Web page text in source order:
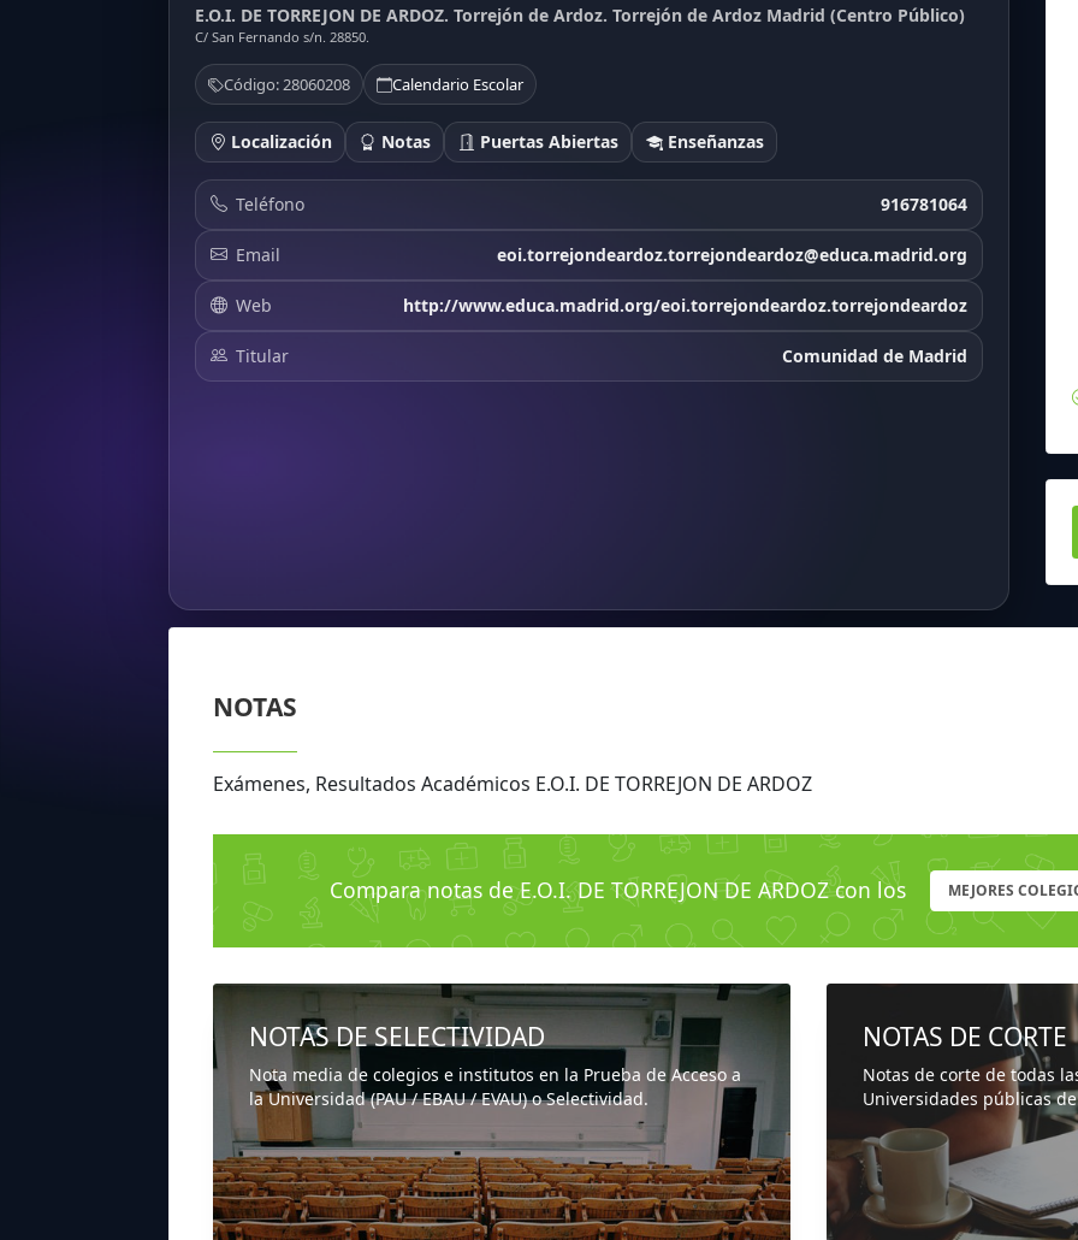
E.O.I. DE TORREJON DE ARDOZ. Torrejón de Ardoz. Torrejón de Ardoz Madrid (Centro Público)
C/ San Fernando s/n. 28850.
Código: 28060208 Calendario Escolar
Localización Notas Puertas Abiertas Enseñanzas
Teléfono 916781064
Email eoi.torrejondeardoz.torrejondeardoz@educa.madrid.org
Web http://www.educa.madrid.org/eoi.torrejondeardoz.torrejondeardoz
Titular Comunidad de Madrid
NOTAS
Exámenes, Resultados Académicos E.O.I. DE TORREJON DE ARDOZ
Compara notas de E.O.I. DE TORREJON DE ARDOZ con los MEJORES
NOTAS DE SELECTIVIDAD
Nota media de colegios e institutos en la Prueba de Acceso a
la Universidad (PAU / EBAU / EVAU) o Selectividad.
NOTAS DE CORTE
Notas de corte de todas
Universidades públicas